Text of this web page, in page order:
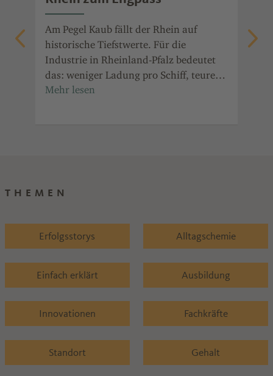
Am Pegel Kaub fällt der Rhein auf
historische Tiefstwerte. Für die
Industrie in Rheinland-Pfalz bedeutet
das: weniger Ladung pro Schiff, teurere
Transporte und Ausweichrouten.
THEMEN
Erfolgsstorys Alltagschemie
Einfach erklärt Ausbildung
Innovationen Fachkräfte
Standort Gehalt